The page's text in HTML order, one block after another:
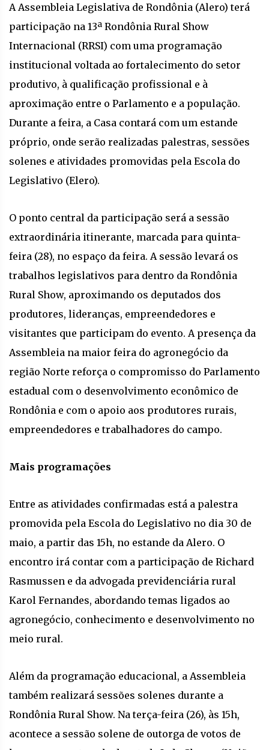
A Assembleia Legislativa de Rondônia (Alero) terá
participação na 13ª Rondônia Rural Show
Internacional (RRSI) com uma programação
institucional voltada ao fortalecimento do setor
produtivo, à qualificação profissional e à
aproximação entre o Parlamento e a população.
Durante a feira, a Casa contará com um estande
próprio, onde serão realizadas palestras, sessões
solenes e atividades promovidas pela Escola do
Legislativo (Elero).
O ponto central da participação será a sessão
extraordinária itinerante, marcada para quinta-
feira (28), no espaço da feira. A sessão levará os
trabalhos legislativos para dentro da Rondônia
Rural Show, aproximando os deputados dos
produtores, lideranças, empreendedores e
visitantes que participam do evento. A presença da
Assembleia na maior feira do agronegócio da
região Norte reforça o compromisso do Parlamento
estadual com o desenvolvimento econômico de
Rondônia e com o apoio aos produtores rurais,
empreendedores e trabalhadores do campo.
Mais programações
Entre as atividades confirmadas está a palestra
promovida pela Escola do Legislativo no dia 30 de
maio, a partir das 15h, no estande da Alero. O
encontro irá contar com a participação de Richard
Rasmussen e da advogada previdenciária rural
Karol Fernandes, abordando temas ligados ao
agronegócio, conhecimento e desenvolvimento no
meio rural.
Além da programação educacional, a Assembleia
também realizará sessões solenes durante a
Rondônia Rural Show. Na terça-feira (26), às 15h,
acontece a sessão solene de outorga de votos de